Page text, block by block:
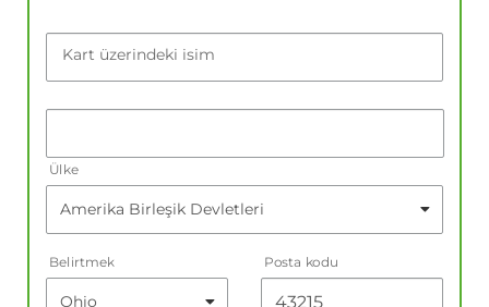
Kart üzerindeki isim
Ülke
Belirtmek Posta kodu